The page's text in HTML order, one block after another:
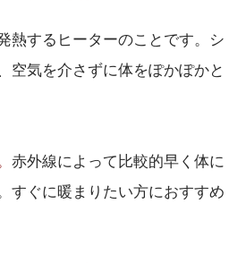
熱するヒーターのことです。シ
空気を介さずに体をぽかぽかと
赤外線によって比較的早く体に
すぐに暖まりたい方におすすめ